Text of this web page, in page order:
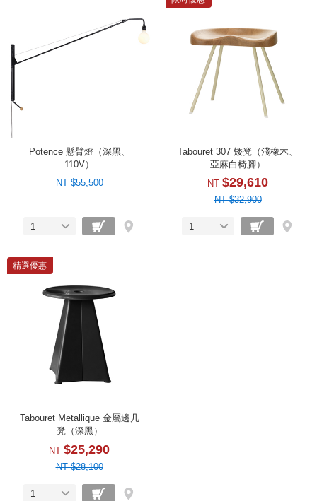
Potence 懸臂燈（深黑、
110V）
NT $55,500
1
Tabouret 307 矮凳（淺橡木、
亞麻白椅腳）
NT $29,610
NT $32,900
1
精選優惠
Tabouret Metallique 金屬邊几
凳（深黑）
NT $25,290
NT $28,100
1